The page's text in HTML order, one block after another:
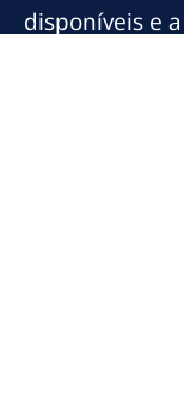
disponíveis e